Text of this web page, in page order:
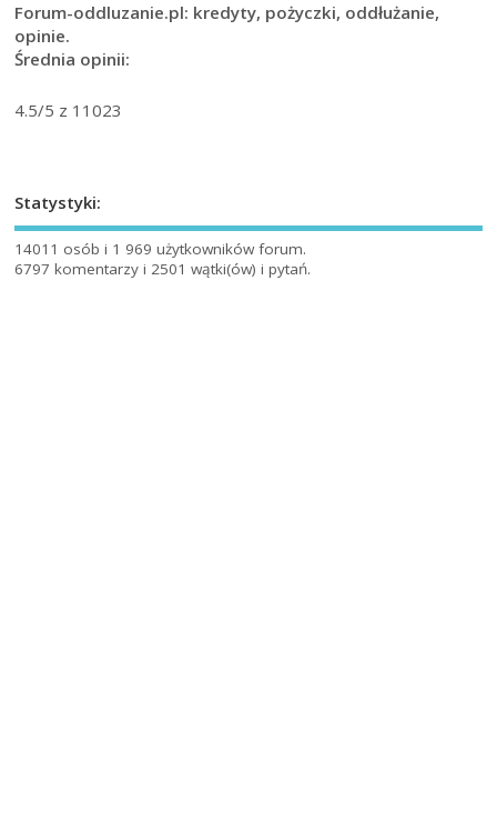
Forum-oddluzanie.pl: kredyty, pożyczki, oddłużanie,
opinie.
Średnia opinii:
4.5/5 z 11023
Statystyki:
14011 osób i 1 969 użytkowników forum.
6797 komentarzy i 2501 wątki(ów) i pytań.